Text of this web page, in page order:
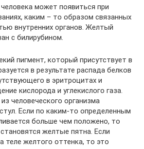
может появиться при
каким – то образом связанных
внутренних органов. Желтый
с билирубином.
пигмент, который присутствует в
в результате распада белков
в эритроцитах и
кислорода и углекислого газа.
человеческого организма
Если по каким-то определенным
больше чем положено, то
желтые пятна. Если
теле желтого оттенка, то это